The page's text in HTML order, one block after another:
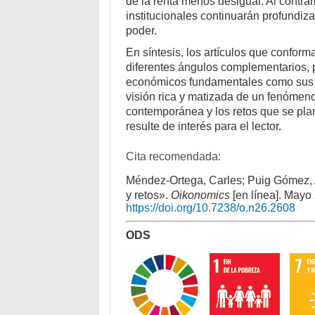
institucionales continuarán
poder.
En síntesis, los artículos que
diferentes ángulos
económicos fundamentales como
visión rica y matizada de un
contemporánea y los retos que se
resulte de interés para el lector.
Cita recomendada:
Méndez-Ortega, Carles; Puig
y retos». Oikonomics [en línea].
https://doi.org/10.7238/o.n26.2608
ODS